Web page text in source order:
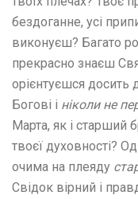
бездоганне, усі
виконуєш? Багато
прекрасно знаєш
орієнтуєшся досить
Богові і ніколи не
Марта, як і старший
твоєї духовності?
очима на плеяду
Свідок вірний і